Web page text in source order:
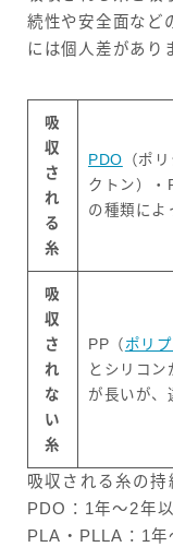
続性や安全面など
には個人差があり
吸
収
さ
れ
る
糸
PDO （ポ
クトン）・
の種類によ
吸
収
さ
れ
な
い
糸
PP（ ポリ
とシリコン
が長いが、
吸収される糸の持
PDO：1年〜2年
PLA・PLLA：1年